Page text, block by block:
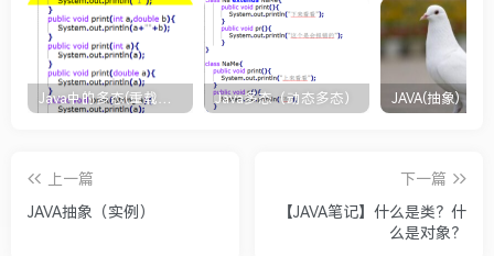
Java中的多态(重载和重写) Java多态（动态多态） JAVA(抽象)
上一篇
JAVA抽象（实例）
下一篇
【JAVA笔记】什么是类？什
么是对象？